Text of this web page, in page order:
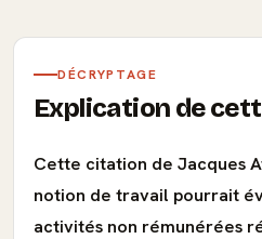
DÉCRYPTAGE
Explication de
Cette citation de Jacques
notion de travail pourrait
activités non rémunérées